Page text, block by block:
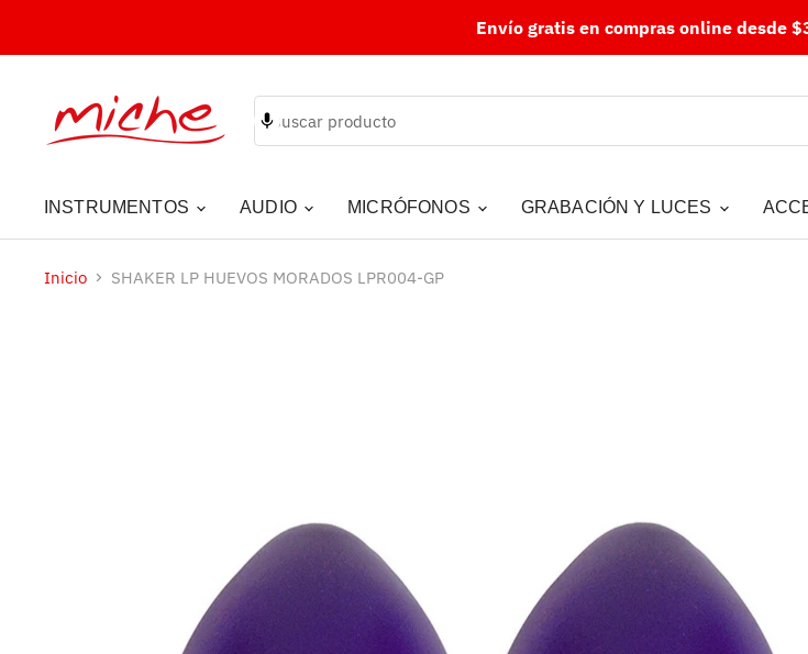
Envío gratis en compras online desde
INSTRUMENTOS AUDIO MICRÓFONOS GRABACIÓN Y LUCES
Inicio SHAKER LP HUEVOS MORADOS LPR004-GP